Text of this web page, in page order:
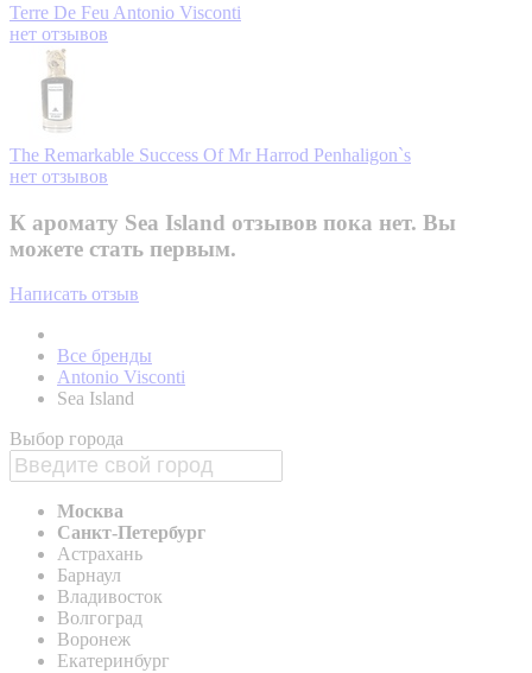
Terre De Feu Antonio Visconti
нет отзывов
The Remarkable Success Of Mr Harrod Penhaligon`s
нет отзывов
К аромату Sea Island отзывов пока нет. Вы
можете стать первым.
Написать отзыв
Все бренды
Antonio Visconti
Sea Island
Выбор города
Москва
Санкт-Петербург
Астрахань
Барнаул
Владивосток
Волгоград
Воронеж
Екатеринбург